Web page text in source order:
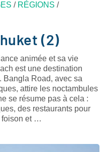
/ RÉGIONS /
(2)
animée et sa vie
est une destination
Bangla Road, avec sa
attire les noctambules
se résume pas à cela :
des restaurants pour
foison et …